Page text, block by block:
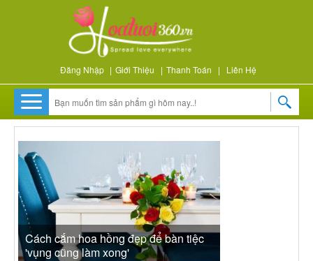
Đăng Nhập | Giới Thiệu | Thanh Toán | Liên Hệ
Cách cắm hoa hồng đẹp để bàn tiệc
'vụng cũng làm xong'